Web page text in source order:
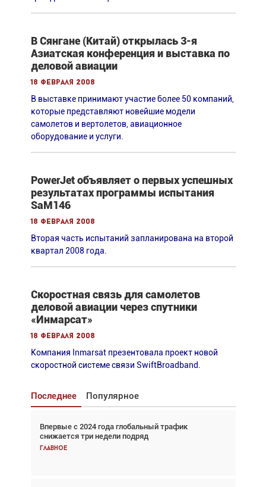
В Сянгане (Китай) открылась 3-я
Азиатская конференция и выставка по
деловой авиации
18 февраля 2008
В выставке принимают участие более 50 компаний,
которые представляют новейшие модели
самолетов и вертолетов, авиационное
оборудование и услуги.
PowerJet объявляет о первых успешных
результатах программы испытания
SaM146
18 февраля 2008
Вторая часть испытаний запланирована на второй
квартал 2008 года.
Скоростная связь для самолетов
деловой авиации через спутники
«Инмарсат»
18 февраля 2008
Компания Inmarsat презентовала проект новой
скоростной системе связи SwiftBroadband.
Последнее Популярное
Впервые с 2024 года глобальный трафик
снижается три недели подряд
Главное
Взгляд с высоты: тандем вертолётов и БПЛА в
спасательных операциях
Главное